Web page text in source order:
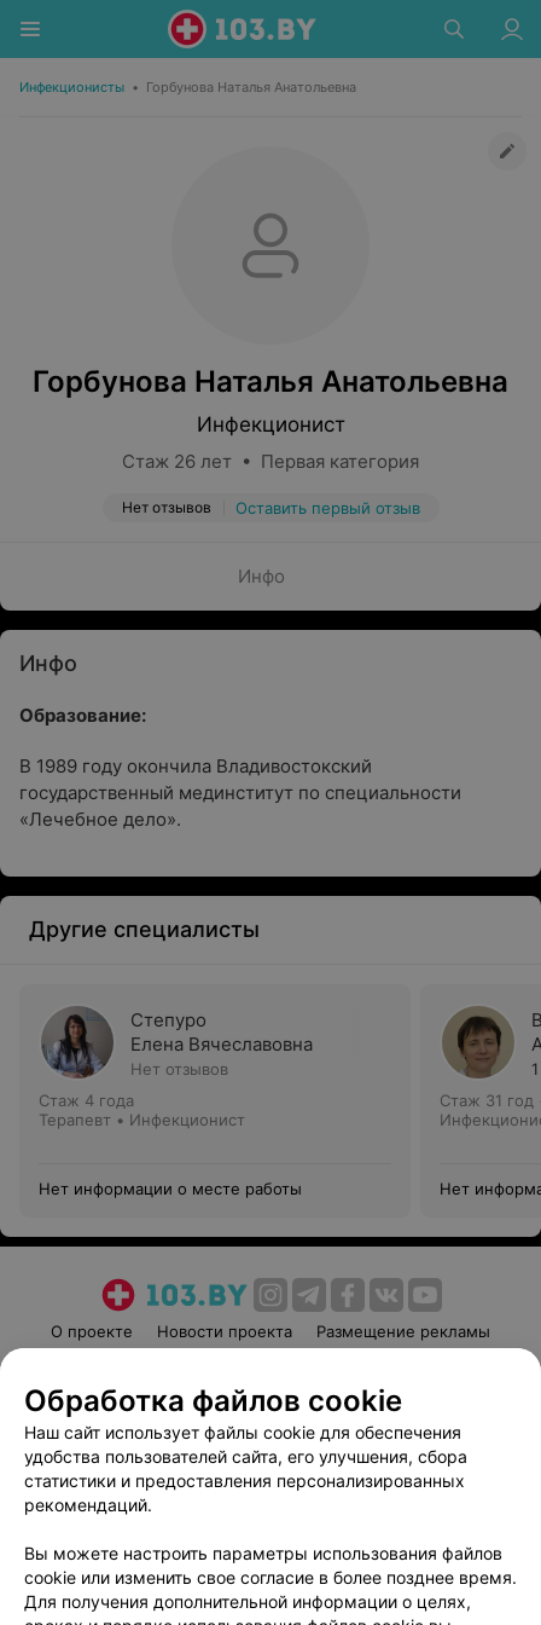
Инфекционисты • Горбунова Наталья Анатольевна
Горбунова Наталья Анатольевна
Инфекционист
Стаж 26 лет • Первая категория
Нет отзывов Оставить первый отзыв
Инфо
Инфо
Образование:
В 1989 году окончила Владивостокский
государственный мединститут по специальности
«Лечебное дело».
Другие специалисты
Степуро
Елена Вячеславовна
Нет отзывов
Стаж 4 года
Терапевт • Инфекционист
Нет информации о месте работы
Стаж 31 год
Нет
О проекте Новости проекта
Размещение рекламы
Пользовательское соглашение
Способы оплаты
Вакансии
Партнеры
Написать руководителю 103.by
Обработка персональных данных
Обработка файлов cookie
Наш сайт использует файлы cookie для обеспечения
удобства пользователей сайта, его улучшения, сбора
статистики и предоставления персонализированных
рекомендаций.
Вы можете настроить параметры использования файлов
cookie или изменить свое согласие в более позднее время.
Для получения дополнительной информации о целях,